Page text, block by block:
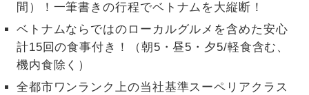
間）！一筆書きの行程でベトナムを大縦断！
ベトナムならではのローカルグルメを含めた安心
計15回の食事付き！（朝5・昼5・夕5/軽食含む、
機内食除く）
全都市ワンランク上の当社基準スーペリアクラス
徳島県
徳島駅前/大阪/関西空港 [関
空周辺前泊]
0円
香川県
高松駅高速BT/大阪/関西空
1名様催行
1名様から出発可能な個人型プランで
す。
2名様催行
す。